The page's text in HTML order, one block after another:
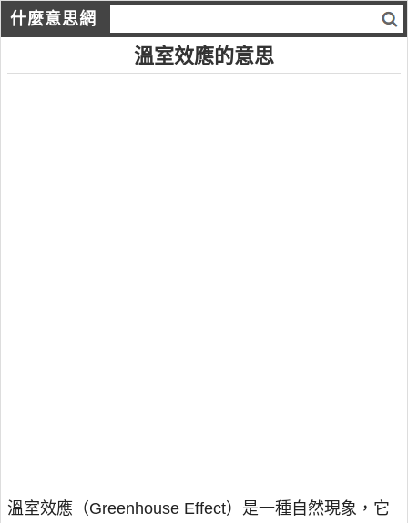
什麼意思網
溫室效應的意思
溫室效應（Greenhouse Effect）是一種自然現象，它